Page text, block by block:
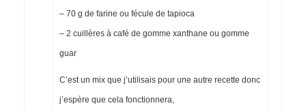
– 70 g de farine ou fécule de tapioca
– 2 cuillères à café de gomme xanthane ou gomme
guar
C’est un mix que j’utilisais pour une autre recette donc
j’espère que cela fonctionnera,